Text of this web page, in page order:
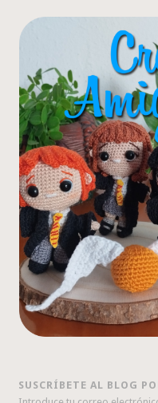
SUSCRÍBETE AL BLOG